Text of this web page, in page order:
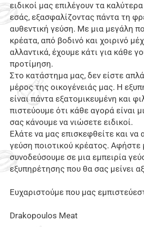
ειδικοί μας επιλέγουν τα
εσάς, εξασφαλίζοντας πάντα τη
αυθεντική γεύση. Με μια μεγάλη
κρέατα, από βοδινό και χοιρινό
αλλαντικά, έχουμε κάτι για κάθε
προτίμηση.
Στο κατάστημα μας, δεν είστε
μέρος της οικογένειάς μας. Η
είναι πάντα εξατομικευμένη και
πιστεύουμε ότι κάθε αγορά είναι
σας κάνουμε να νιώσετε ειδικοί.
Ελάτε να μας επισκεφθείτε και να
γεύση ποιοτικού κρέατος. Αφήστε
συνοδεύσουμε σε μια εμπειρία
εξυπηρέτησης που θα σας μείνει
Ευχαριστούμε που μας
Drakopoulos Meat